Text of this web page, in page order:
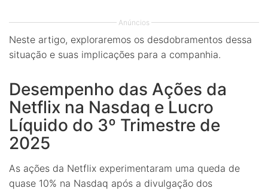
Anúncios
Neste artigo, exploraremos os desdobramentos dessa
situação e suas implicações para a companhia.
Desempenho das Ações da
Netflix na Nasdaq e Lucro
Líquido do 3º Trimestre de
2025
As ações da Netflix experimentaram uma queda de
quase 10% na Nasdaq após a divulgação dos